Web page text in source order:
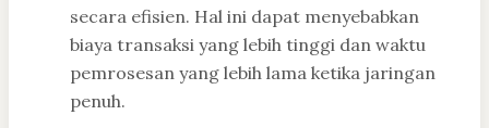
secara efisien. Hal ini dapat menyebabkan
biaya transaksi yang lebih tinggi dan waktu
pemrosesan yang lebih lama ketika jaringan
penuh.